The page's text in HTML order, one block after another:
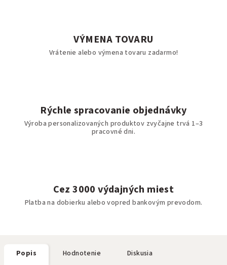
VÝMENA TOVARU
Vrátenie alebo výmena tovaru zadarmo!
Rýchle spracovanie objednávky
Výroba personalizovaných produktov zvyčajne trvá 1–3
pracovné dni.
Cez 3000 výdajných miest
Platba na dobierku alebo vopred bankovým prevodom.
Popis Hodnotenie Diskusia